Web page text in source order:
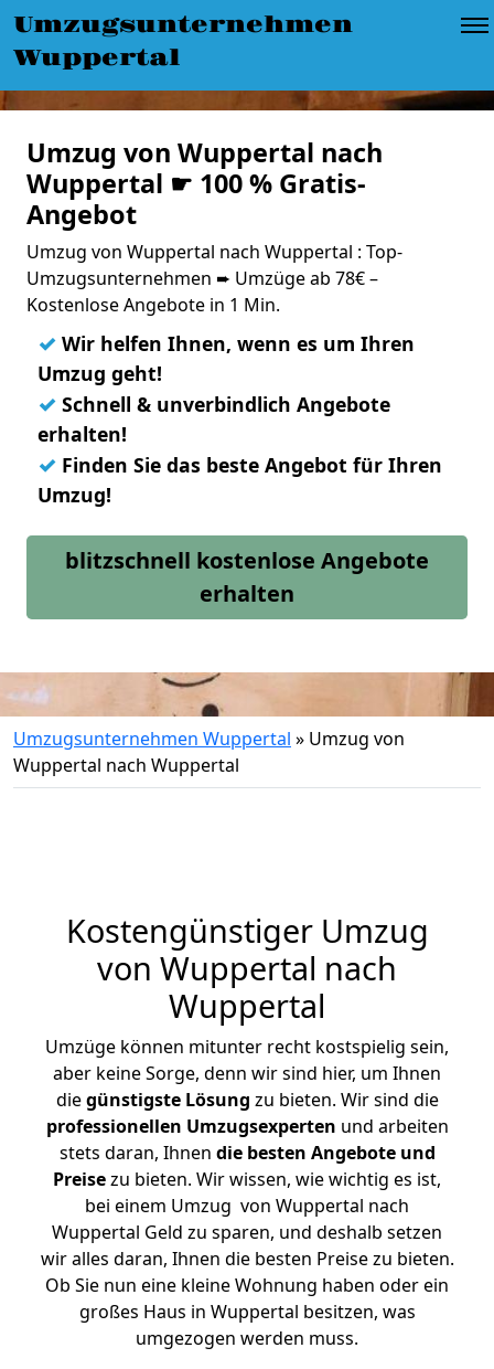
Umzugsunternehmen
Wuppertal
Umzug von Wuppertal nach
Wuppertal ☛ 100 % Gratis-
Angebot
Umzug von Wuppertal nach Wuppertal : Top-
Umzugsunternehmen ➨ Umzüge ab 78€ –
Kostenlose Angebote in 1 Min.
✓ Wir helfen Ihnen, wenn es um Ihren
Umzug geht!
✓ Schnell & unverbindlich Angebote
erhalten!
✓ Finden Sie das beste Angebot für Ihren
Umzug!
blitzschnell kostenlose Angebote
erhalten
Umzugsunternehmen Wuppertal » Umzug von
Wuppertal nach Wuppertal
Kostengünstiger Umzug
von Wuppertal nach
Wuppertal
Umzüge können mitunter recht kostspielig sein,
aber keine Sorge, denn wir sind hier, um Ihnen
diegünstigste Lösung zu bieten. Wir sind die
professionellen Umzugsexperten und arbeiten
stets daran, Ihnen die besten Angebote und
Preisezu bieten. Wir wissen, wie wichtig es ist,
bei einem Umzug von Wuppertal nach
Wuppertal Geld zu sparen, und deshalb setzen
wir alles daran, Ihnen die besten Preise zu bieten.
Ob Sie nun eine kleine Wohnung haben oder ein
großes Haus in Wuppertal besitzen, was
umgezogen werden muss.